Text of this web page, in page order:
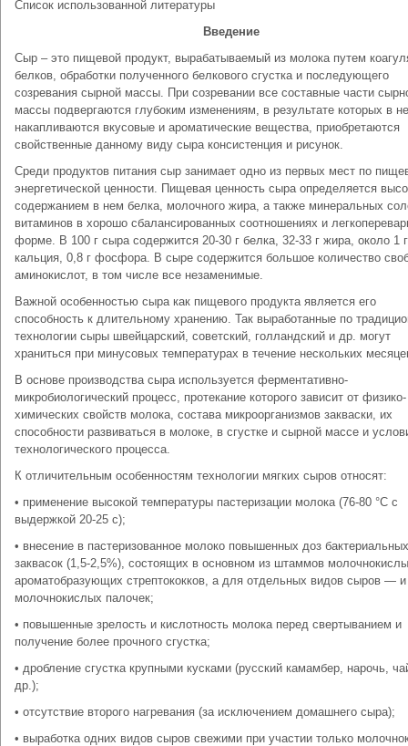
Список использованной литературы
Введение
Сыр – это пищевой продукт, вырабатываемый из молока путем
белков, обработки полученного белкового сгустка и последующего
созревания сырной массы. При созревании все составные части
массы подвергаются глубоким изменениям, в результате которых в
накапливаются вкусовые и ароматические вещества, приобретаются
свойственные данному виду сыра консистенция и рисунок.
Среди продуктов питания сыр занимает одно из первых мест по
энергетической ценности. Пищевая ценность сыра определяется
содержанием в нем белка, молочного жира, а также минеральных
витаминов в хорошо сбалансированных соотношениях и
форме. В 100 г сыра содержится 20-30 г белка, 32-33 г жира, около 1 г
кальция, 0,8 г фосфора. В сыре содержится большое количество
аминокислот, в том числе все незаменимые.
Важной особенностью сыра как пищевого продукта является его
способность к длительному хранению. Так выработанные по
технологии сыры швейцарский, советский, голландский и др. могут
храниться при минусовых температурах в течение нескольких
В основе производства сыра используется ферментативно-
микробиологический процесс, протекание которого зависит от физико-
химических свойств молока, состава микроорганизмов закваски, их
способности развиваться в молоке, в сгустке и сырной массе и
технологического процесса.
К отличительным особенностям технологии мягких сыров относят:
• применение высокой температуры пастеризации молока (76-80 °С с
выдержкой 20-25 с);
• внесение в пастеризованное молоко повышенных доз бактериальных
заквасок (1,5-2,5%), состоящих в основном из штаммов
ароматобразующих стрептококков, а для отдельных видов сыров — и
молочнокислых палочек;
• повышенные зрелость и кислотность молока перед свертыванием и
получение более прочного сгустка;
• дробление сгустка крупными кусками (русский камамбер, нарочь,
др.);
• отсутствие второго нагревания (за исключением домашнего сыра);
• выработка одних видов сыров свежими при участии только